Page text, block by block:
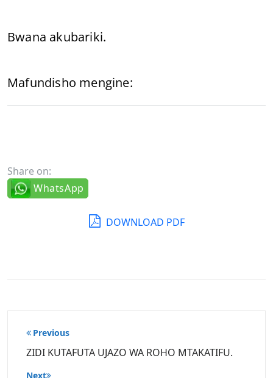
Bwana akubariki.
Mafundisho mengine:
Share on:
WhatsApp
DOWNLOAD PDF
Post
navigation
Previous
ZIDI KUTAFUTA UJAZO WA ROHO MTAKATIFU.
Next